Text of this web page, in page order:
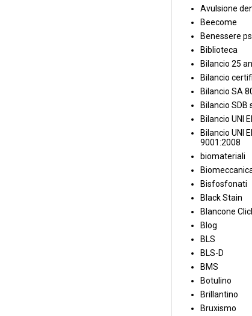
Avulsione
Beecome
Benessere
Biblioteca
Bilancio 25
Bilancio
Bilancio SA
Bilancio SDB
Bilancio UNI
Bilancio UNI
9001:2008
biomateriali
Bisfosfonati
Black Stain
Blancone
Blog
BLS
BLS-D
BMS
Botulino
Brillantino
Bruxismo